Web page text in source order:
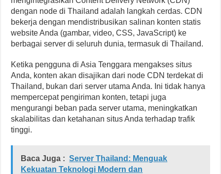
dengan node di Thailand adalah langkah cerdas. CDN
bekerja dengan mendistribusikan salinan konten statis
website Anda (gambar, video, CSS, JavaScript) ke
berbagai server di seluruh dunia, termasuk di Thailand.
Ketika pengguna di Asia Tenggara mengakses situs
Anda, konten akan disajikan dari node CDN terdekat di
Thailand, bukan dari server utama Anda. Ini tidak hanya
mempercepat pengiriman konten, tetapi juga
mengurangi beban pada server utama, meningkatkan
skalabilitas dan ketahanan situs Anda terhadap trafik
tinggi.
Baca Juga : Server Thailand: Menguak
Kekuatan Teknologi Modern dan